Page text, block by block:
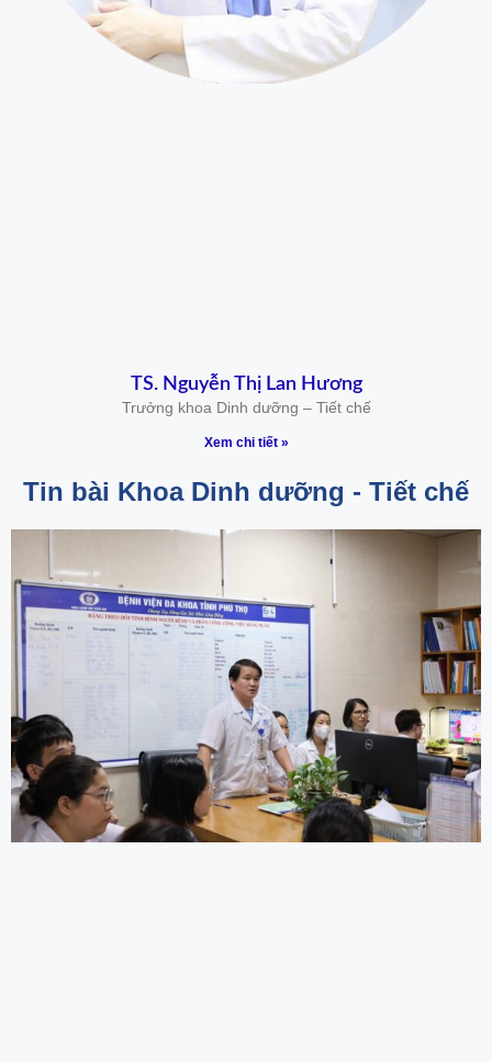
TS. Nguyễn Thị Lan Hương
Trưởng khoa Dinh dưỡng – Tiết chế
Xem chi tiết »
Tin bài Khoa Dinh dưỡng - Tiết chế